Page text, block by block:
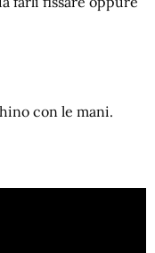
con le mani.